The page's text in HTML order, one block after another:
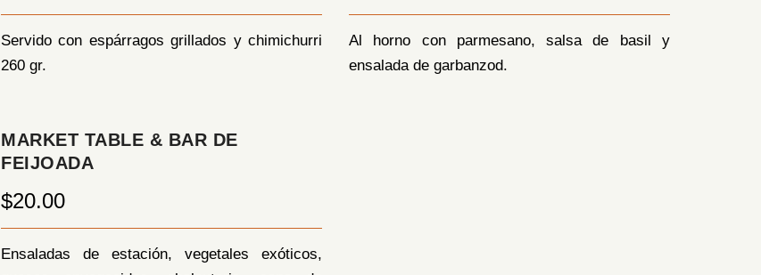
Servido con espárragos grillados y chimichurri
260 gr.
Al horno con parmesano, salsa de basil y
ensalada de garbanzod.
MARKET TABLE & BAR DE
FEIJOADA
$20.00
Ensaladas de estación, vegetales exóticos,